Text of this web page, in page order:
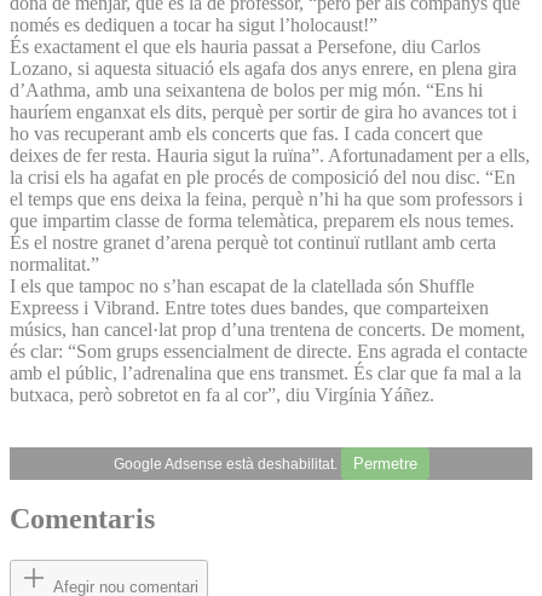
només es dediquen a tocar ha sigut l’holocaust!”
És exactament el que els hauria passat a Persefone, diu Carlos
Lozano, si aquesta situació els agafa dos anys enrere, en plena gira
d’Aathma, amb una seixantena de bolos per mig món. “Ens hi
hauríem enganxat els dits, perquè per sortir de gira ho avances tot i
ho vas recuperant amb els concerts que fas. I cada concert que
deixes de fer resta. Hauria sigut la ruïna”. Afortunadament per a ells,
la crisi els ha agafat en ple procés de composició del nou disc. “En
el temps que ens deixa la feina, perquè n’hi ha que som professors i
que impartim classe de forma telemàtica, preparem els nous temes.
És el nostre granet d’arena perquè tot continuï rutllant amb certa
normalitat.”
I els que tampoc no s’han escapat de la clatellada són Shuffle
Expreess i Vibrand. Entre totes dues bandes, que comparteixen
músics, han cancel·lat prop d’una trentena de concerts. De moment,
és clar: “Som grups essencialment de directe. Ens agrada el contacte
amb el públic, l’adrenalina que ens transmet. És clar que fa mal a la
butxaca, però sobretot en fa al cor”, diu Virgínia Yáñez.
Google Adsense està deshabilitat. Permetre
Comentaris
Afegir nou comentari